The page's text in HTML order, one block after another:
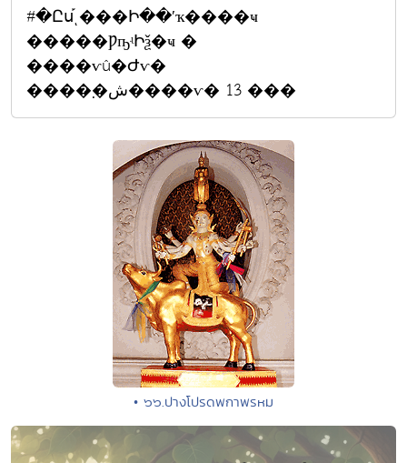
#�Ըս֡ͺ���Ի��ʹҡ����ҹ
�����ǷҧʵԻѯ�ҹ �
����ѵû�Ժѵ�
����຺�ش����ѵ� 13 ���
• ๖๖.ปางโปรดพกาพรหม